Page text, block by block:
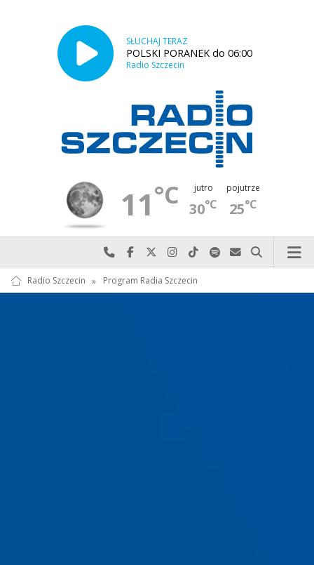
SŁUCHAJ TERAZ
POLSKI PORANEK do 06:00
Radio Szczecin
11°C jutro
30°C
pojutrze
25°C
Najlepiej po prostu do nas zadzwoń
Odwiedź nas na Facebook-u
Odwiedź nas na X
Odwiedź nas na Instagram-ie
Odwiedź nas na TikTok-u
Szukaj nas na Spotify
Wyślij do nas
Szukaj
Radio Szczecin » Program Radia Szczecin